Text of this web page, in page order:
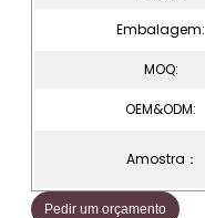
Embalagem:
MOQ:
OEM&ODM:
Amostra：
Pedir um orçamento